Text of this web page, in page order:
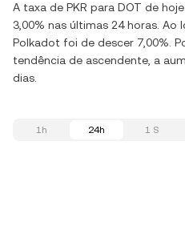
A taxa de PKR para DOT de
3,00% nas últimas 24 horas. Ao
Polkadot foi de descer 7,00%.
tendência de ascendente, a
dias.
1h 24h 1 S